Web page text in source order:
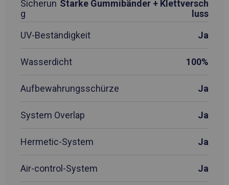
Sicherun
g
Starke Gummibänder + Klettversch
luss
UV-Beständigkeit
Ja
Wasserdicht 100%
Aufbewahrungsschürze Ja
System Overlap Ja
Hermetic-System Ja
Air-control-System Ja